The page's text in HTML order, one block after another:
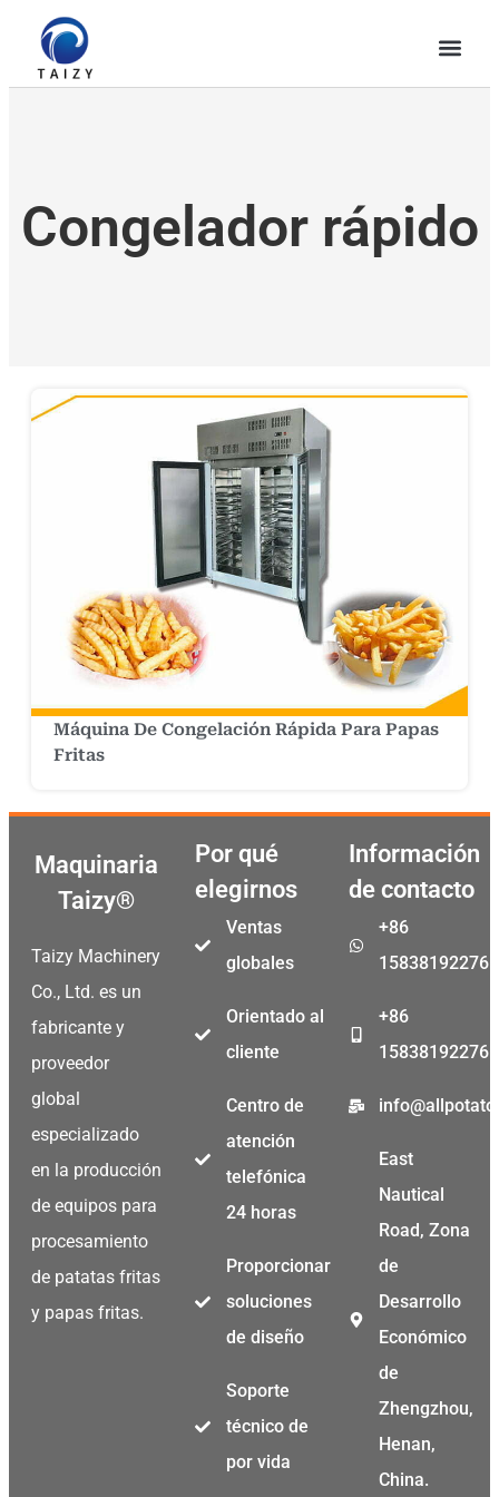
Congelador rápido
Máquina De Congelación Rápida Para Papas
Fritas
Maquinaria
Taizy®
Taizy Machinery
Co., Ltd. es un
fabricante y
proveedor
global
especializado
en la producción
de equipos para
procesamiento
de patatas fritas
y papas fritas.
Por qué
elegirnos
Ventas
globales
Orientado al
cliente
Centro de
atención
telefónica
24 horas
Proporcionar
soluciones
de diseño
Soporte
técnico de
por vida
Información
de contacto
+86
15838192276
+86
15838192276
East
Nautical
Road, Zona
de
Desarrollo
Económico
de
Zhengzhou,
Henan,
China.
Korean
Japanese
Swahili
Malay